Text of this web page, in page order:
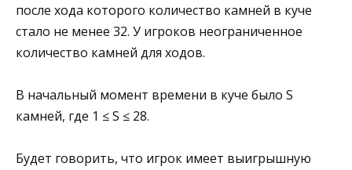
после хода которого количество камней в куче
стало не менее 32. У игроков неограниченное
количество камней для ходов.
В начальный момент времени в куче было S
камней, где 1 ≤ S ≤ 28.
Будет говорить, что игрок имеет выигрышную